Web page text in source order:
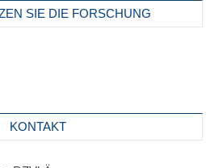
SIE DIE FORSCHUNG
KONTAKT